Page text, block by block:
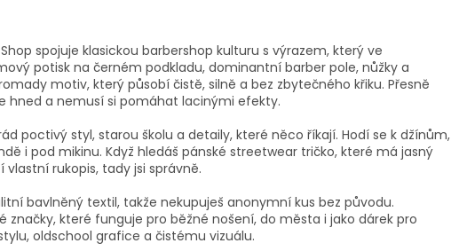
spojuje klasickou barbershop kulturu s výrazem, který ve
potisk na černém podkladu, dominantní barber pole, nůžky a
motiv, který působí čistě, silně a bez zbytečného křiku. Přesně
hned a nemusí si pomáhat lacinými efekty.
poctivý styl, starou školu a detaily, které něco říkají. Hodí se k džínům,
i pod mikinu. Když hledáš pánské streetwear tričko, které má jasný
rukopis, tady jsi správně.
bavlněný textil, takže nekupuješ anonymní kus bez původu.
značky, které funguje pro běžné nošení, do města i jako dárek pro
oldschool grafice a čistému vizuálu.